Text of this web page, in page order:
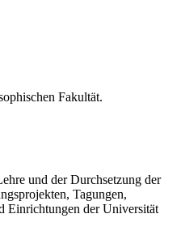
Fakultät.
und der Durchsetzung der
Tagungen,
Einrichtungen der Universität